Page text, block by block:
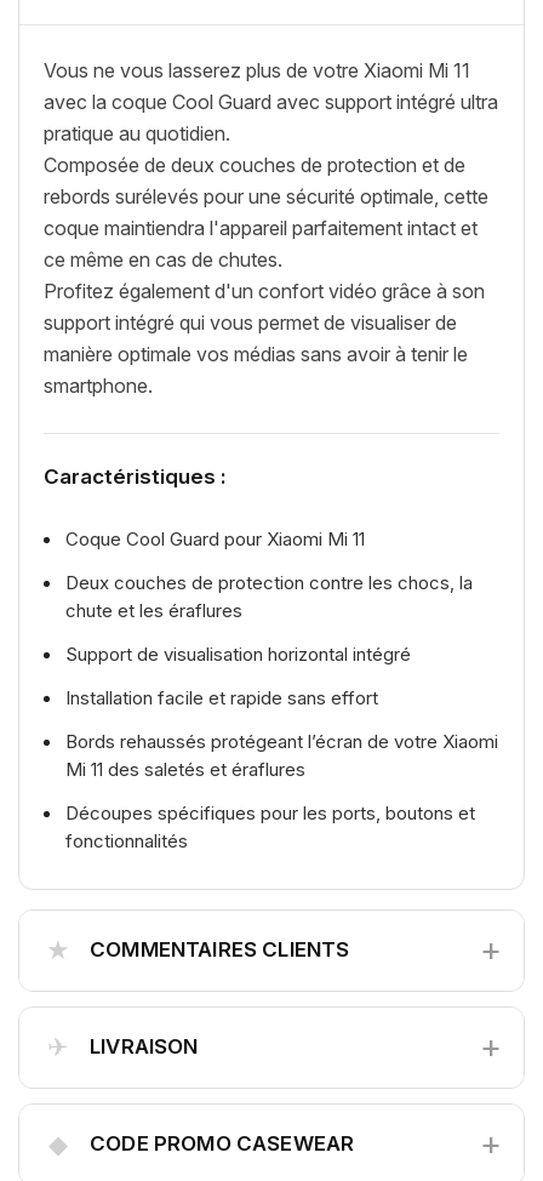
Vous ne vous lasserez plus de votre Xiaomi Mi 11
avec la coque Cool Guard avec support intégré ultra
pratique au quotidien.
Composée de deux couches de protection et de
rebords surélevés pour une sécurité optimale, cette
coque maintiendra l'appareil parfaitement intact et
ce même en cas de chutes.
Profitez également d'un confort vidéo grâce à son
support intégré qui vous permet de visualiser de
manière optimale vos médias sans avoir à tenir le
smartphone.
Caractéristiques :
Coque Cool Guard pour Xiaomi Mi 11
Deux couches de protection contre les chocs, la
chute et les éraflures
Support de visualisation horizontal intégré
Installation facile et rapide sans effort
Bords rehaussés protégeant l’écran de votre Xiaomi
Mi 11 des saletés et éraflures
Découpes spécifiques pour les ports, boutons et
fonctionnalités
★ COMMENTAIRES CLIENTS +
✈ LIVRAISON +
◆ CODE PROMO CASEWEAR +